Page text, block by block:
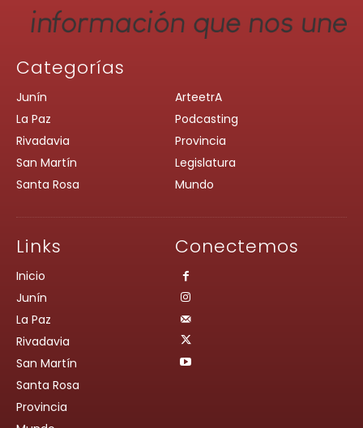
Categorías
Junín
La Paz
Rivadavia
San Martín
Santa Rosa
ArteetrA
Podcasting
Provincia
Legislatura
Mundo
Links
Inicio
Junín
La Paz
Rivadavia
San Martín
Santa Rosa
Provincia
Conectemos